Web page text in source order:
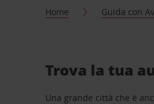
Home Guida con
Trova la tua
Una grande città che è